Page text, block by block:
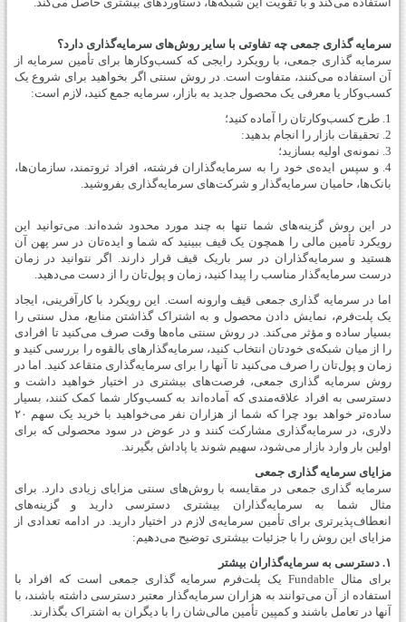
سرمایه گذاری جمعی چه تفاوتی با سایر روش‌های سرمایه‌گذاری دارد؟
سرمایه گذاری جمعی، با رویکرد رایجی که کسب‌وکارها برای تأمین سرمایه از
آن استفاده می‌کنند، متفاوت است. در روش سنتی اگر بخواهید برای شروع یک
کسب‌وکار یا معرفی یک محصول جدید به بازار، سرمایه جمع کنید، لازم است:
1. طرح کسب‌وکارتان را آماده کنید؛
2. تحقیقات بازار را انجام بدهید:
3. نمونه‌ی اولیه بسازید؛
4. و سپس ایده‌‌ی خود را به سرمایه‌گذاران فرشته، افراد ثروتمند، سازمان‌ها،
بانک‌ها، حامیان سرمایه‌گذار و شرکت‌های سرمایه‌گذاری بفروشید.
در این روش گزینه‌های شما تنها به چند مورد محدود شده‌اند. می‌توانید این
رویکرد تأمین مالی را همچون یک قیف ببینید که شما و ایده‌تان در سر پهن آن
هستید و سرمایه‌گذاران در سر باریک قیف قرار دارند. اگر نتوانید در زمان
درست سرمایه‌گذار مناسب را پیدا کنید، زمان و پول‌تان را از دست می‌دهید.
اما در سرمایه گذاری جمعی قیف وارونه است. این رویکرد با کارآفرینی، ایجاد
یک پلت‌فرم، نمایش دادن محصول و به اشتراک گذاشتن منابع، مدل سنتی را
بسیار ساده و مؤثر می‌کند. در روش سنتی ماه‌ها وقت صرف می‌کنید تا افرادی
را از میان شبکه‌ی خودتان انتخاب کنید، سرمایه‌گذارهای بالقوه‌ را بررسی کنید و
زمان و پول‌تان را صرف می‌کنید تا آنها را برای سرمایه‌گذاری متقاعد کنید. اما در
روش سرمایه گذاری جمعی، فرصت‌های بیشتری در اختیار خواهید داشت و
دسترسی به افراد علاقه‌مندی که آماده‌اند به کسب‌وکار شما کمک کنند، بسیار
ساده‌تر خواهد بود چرا که شما از هزاران نفر می‌خواهید با خرید یک سهم ۲۰
دلاری، در سرمایه‌گذاری مشارکت کنند و در عوض در سود محصولی که برای
اولین بار وارد بازار می‌شود، سهیم شوند یا پاداش بگیرند.
مزایای سرمایه گذاری جمعی
سرمایه گذاری جمعی در مقایسه با روش‌های سنتی مزایای زیادی دارد. برای
مثال شما به سرمایه‌گذاران بیشتری دسترسی دارید و گزینه‌های
انعطاف‌پذیر‌تری برای تأمین سرمایه‌ی لازم در اختیار دارید. در ادامه تعدادی از
مزایای این روش را با جزئیات بیشتری توضیح می‌دهیم:
۱. دسترسی به سرمایه‌گذاران بیشتر
برای مثال Fundable یک پلت‌فرم سرمایه گذاری جمعی است که افراد با
استفاده از آن می‌توانند به هزاران سرمایه‌گذار معتبر دسترسی داشته باشند، با
آنها در تعامل باشند و کمپین تأمین مالی‌شان را با دیگران به اشتراک بگذارند.